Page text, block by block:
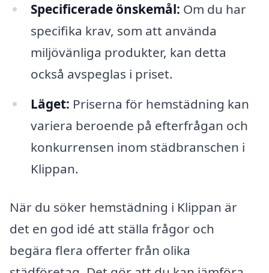
Specificerade önskemål: Om du har
specifika krav, som att använda
miljövänliga produkter, kan detta
också avspeglas i priset.
Läget: Priserna för hemstädning kan
variera beroende på efterfrågan och
konkurrensen inom städbranschen i
Klippan.
När du söker hemstädning i Klippan är
det en god idé att ställa frågor och
begära flera offerter från olika